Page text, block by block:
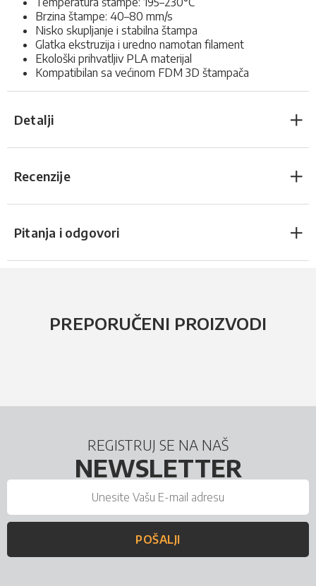
Brzina štampe: 40–80 mm/s
Nisko skupljanje i stabilna štampa
Glatka ekstruzija i uredno namotan filament
Ekološki prihvatljiv PLA materijal
Kompatibilan sa većinom FDM 3D štampača
Detalji
Recenzije
Pitanja i odgovori
PREPORUČENI PROIZVODI
REGISTRUJ SE NA NAŠ
NEWSLETTER
POŠALJI